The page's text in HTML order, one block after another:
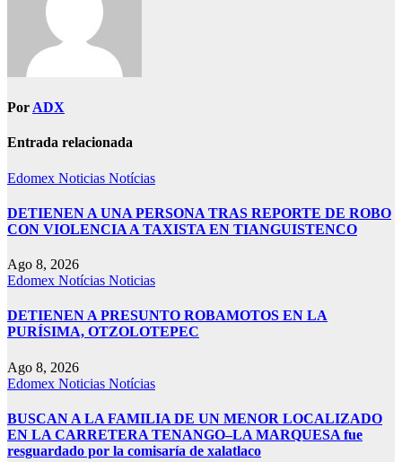
Por ADX
Entrada relacionada
Edomex Noticias Notícias
DETIENEN A UNA PERSONA TRAS REPORTE DE ROBO
CON VIOLENCIA A TAXISTA EN TIANGUISTENCO
Ago 8, 2026
Edomex Notícias Noticias
DETIENEN A PRESUNTO ROBAMOTOS EN LA
PURÍSIMA, OTZOLOTEPEC
Ago 8, 2026
Edomex Noticias Notícias
BUSCAN A LA FAMILIA DE UN MENOR LOCALIZADO
EN LA CARRETERA TENANGO–LA MARQUESA fue
resguardado por la comisaría de xalatlaco